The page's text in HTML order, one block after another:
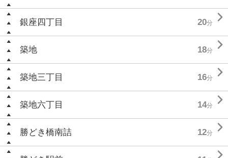
銀座四丁目 20分 
築地 18分 
築地三丁目 16分 
築地六丁目 14分 
勝どき橋南詰 12分 